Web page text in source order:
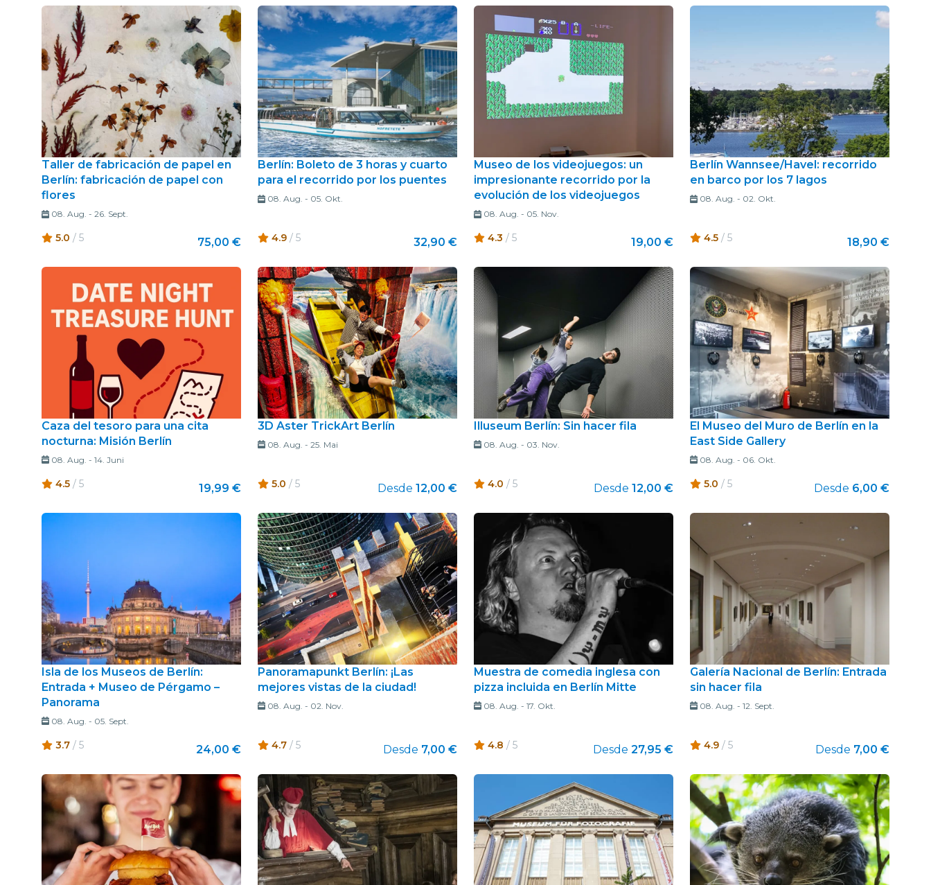
Taller de fabricación de papel en
Berlín: fabricación de papel con
flores
08. Aug. - 26. Sept.
5.0 / 5 75,00 €
Berlín: Boleto de 3 horas y cuarto
para el recorrido por los puentes
08. Aug. - 05. Okt.
4.9 / 5 32,90 €
Museo de los videojuegos: un
impresionante recorrido por la
evolución de los videojuegos
08. Aug. - 05. Nov.
4.3 / 5 19,00 €
Berlín Wannsee/Havel: recorrido
en barco por los 7 lagos
08. Aug. - 02. Okt.
4.5 / 5 18,90 €
Caza del tesoro para una cita
nocturna: Misión Berlín
08. Aug. - 14. Juni
4.5 / 5 19,99 €
3D Aster TrickArt Berlín
08. Aug. - 25. Mai
5.0 / 5 Desde 12,00 €
Illuseum Berlín: Sin hacer fila
08. Aug. - 03. Nov.
4.0 / 5 Desde 12,00 €
El Museo del Muro de Berlín en la
East Side Gallery
08. Aug. - 06. Okt.
5.0 / 5 Desde 6,00 €
Isla de los Museos de Berlín:
Entrada + Museo de Pérgamo –
Panorama
08. Aug. - 05. Sept.
3.7 / 5 24,00 €
Panoramapunkt Berlín: ¡Las
mejores vistas de la ciudad!
08. Aug. - 02. Nov.
4.7 / 5 Desde 7,00 €
Muestra de comedia inglesa con
pizza incluida en Berlín Mitte
08. Aug. - 17. Okt.
4.8 / 5 Desde 27,95 €
Galería Nacional de Berlín: Entrada
sin hacer fila
08. Aug. - 12. Sept.
4.9 / 5 Desde 7,00 €